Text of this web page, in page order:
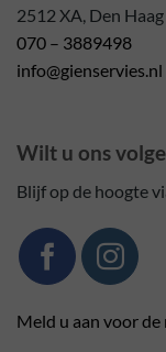
2512 XA, Den Haag
070 – 3889498
info@gienservies.nl
Wilt u ons
Blijf op de hoogte
Meld u aan voor